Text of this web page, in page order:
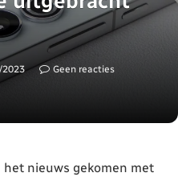
2023
Geen reacties
het nieuws gekomen met